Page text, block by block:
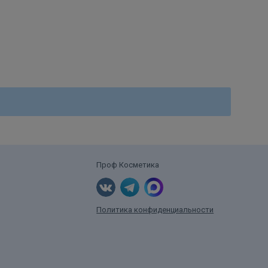
Проф Косметика
Политика конфиденциальности